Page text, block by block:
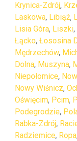
Krynica-Zdrój,
Laskowa, Libiąż,
Lisia Góra, Liszki,
Łącko, Łososina
Mędrzechów,
Dolna, Muszyna,
Niepołomice,
Nowy Wiśnicz,
Oświęcim, Pcim,
Podegrodzie,
Rabka-Zdrój,
Radziemice, Ropa,